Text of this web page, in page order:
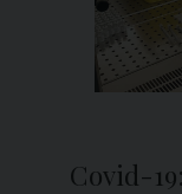
Covid-